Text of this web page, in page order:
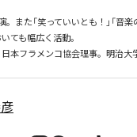
また「笑っていいとも！」「音楽
ても幅広く活動。
本フラメンコ協会理事。明治大